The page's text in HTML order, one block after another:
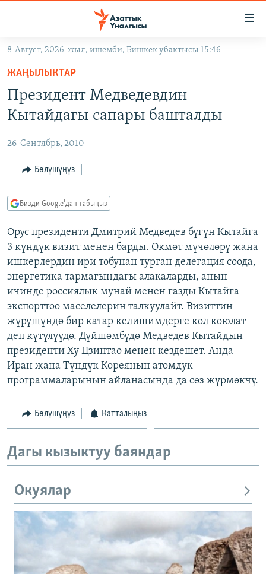
Навигацияга
өтүңүз
Издөөгө
салыңызКЫРГЫЗСТАН
ЭКОНОМИКА
МАДАНИЯТ
ДҮЙНӨ
БОРБОР АЗИЯ
АТАЙЫН ИЛИКТӨӨ
ТВ ПРОГРАММАЛАР
ЭКСПЕРТТЕР ТАЛДАЙТ
БИЗ ЖАНА ДҮЙНӨ
ДАНИСТЕ
ЭЖЕ-СИҢДИЛЕР
АЗАТТЫК+
ЫҢГАЙСЫЗ СУРООЛОР
ӨЗГӨЧӨ ПИКИР
Русский
ОНЛАЙН ШЕРИНЕ
ЭЕ/АРнун бардык сайттары
8-Август, 2026-жыл, ишемби, Бишкек убактысы 15:46
ЖАҢЫЛЫКТАР
Президент Медведевдин
Кытайдагы сапары башталды
26-Сентябрь, 2010
Бөлүшүңүз
Бизди Google'дан табыңыз
Орус президенти Дмитрий Медведев бүгүн Кытайга
3 күндүк визит менен барды. Өкмөт мүчөлөрү жана
ишкерлердин ири тобунан турган делегация соода,
энергетика тармагындагы алакаларды, анын
ичинде россиялык мунай менен газды Кытайга
экспорттоо маселелерин талкуулайт. Визиттин
жүрүшүндө бир катар келишимдерге кол коюлат
деп күтүлүүдө. Дүйшөмбүдө Медведев Кытайдын
президенти Ху Цзинтао менен кездешет. Анда
Иран жана Түндүк Кореянын атомдук
программаларынын айланасында да сөз жүрмөкчү.
Бөлүшүңүз Катталыңыз
Дагы кызыктуу баяндар
Окуялар